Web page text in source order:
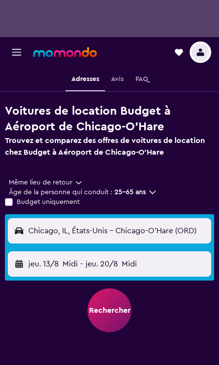
Adresses Avis FAQ
Voitures de location Budget à
Aéroport de Chicago-O'Hare
Trouvez et comparez des offres de voitures de location
chez Budget à Aéroport de Chicago-O'Hare
Même lieu de retour
Âge de la personne qui conduit : 25-65 ans
Budget uniquement
Chicago, IL, États-Unis - Chicago-O'Hare (ORD)
jeu. 13/8 Midi - jeu. 20/8 Midi
Rechercher